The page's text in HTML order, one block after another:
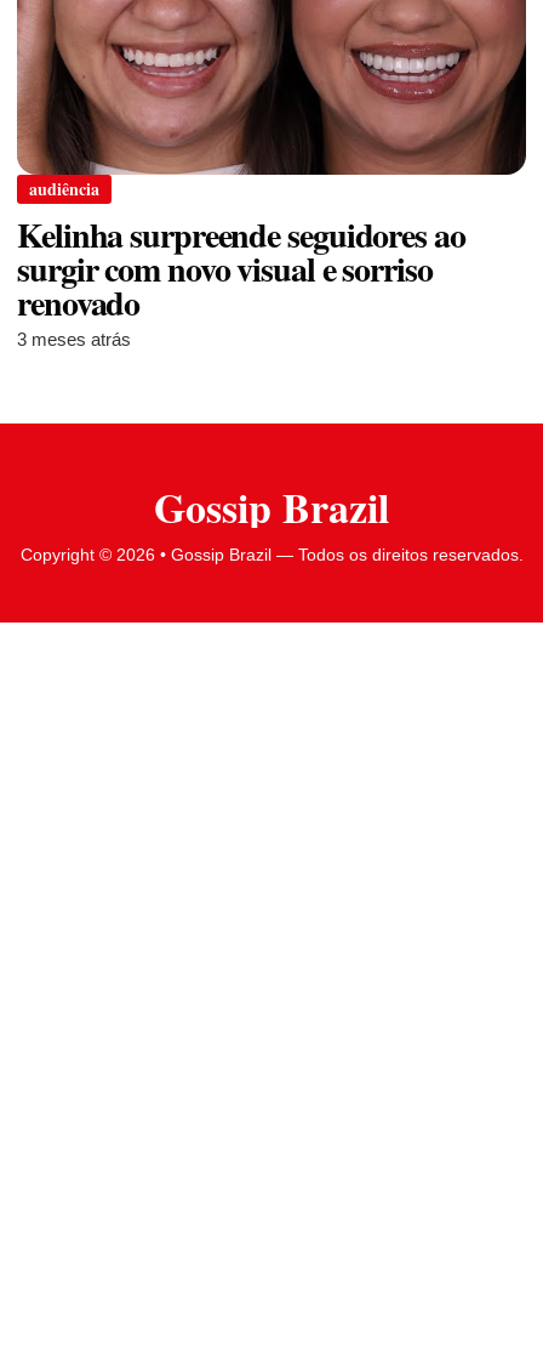
audiência
Kelinha surpreende seguidores ao
surgir com novo visual e sorriso
renovado
3 meses atrás
Gossip Brazil
Copyright © 2026 • Gossip Brazil — Todos os direitos reservados.